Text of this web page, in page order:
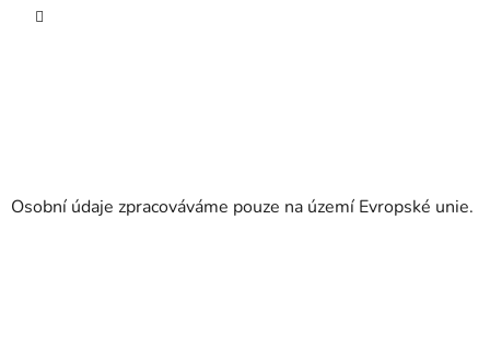
Osobní údaje zpracováváme pouze na území Evropské unie.